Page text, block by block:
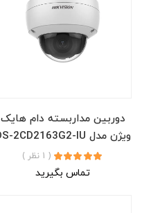
دوربین مداربسته دام هایک
ویژن مدل DS-2CD2163G2-IU
( 1 نظر )
تماس بگیرید